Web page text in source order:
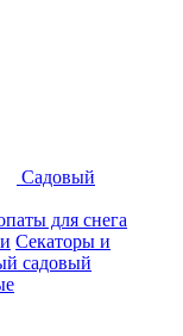
Садовый
для снега
Секаторы и
садовый